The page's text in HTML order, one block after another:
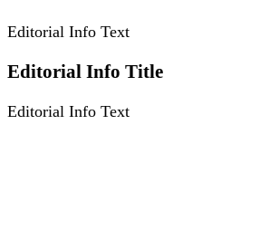
Editorial Info Text
Editorial Info Title
Editorial Info Text